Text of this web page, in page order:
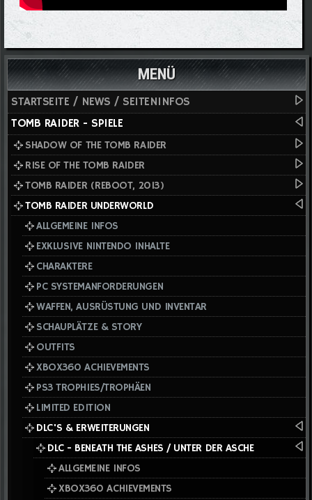
MENÜ
STARTSEITE / NEWS / SEITENINFOS
TOMB RAIDER - SPIELE
SHADOW OF THE TOMB RAIDER
RISE OF THE TOMB RAIDER
TOMB RAIDER (REBOOT, 2013)
TOMB RAIDER UNDERWORLD
ALLGEMEINE INFOS
EXKLUSIVE NINTENDO INHALTE
CHARAKTERE
PC SYSTEMANFORDERUNGEN
WAFFEN, AUSRÜSTUNG UND INVENTAR
SCHAUPLÄTZE & STORY
OUTFITS
XBOX360 ACHIEVEMENTS
PS3 TROPHIES/TROPHÄEN
LIMITED EDITION
DLC'S & ERWEITERUNGEN
DLC - BENEATH THE ASHES / UNTER DER ASCHE
ALLGEMEINE INFOS
XBOX360 ACHIEVEMENTS